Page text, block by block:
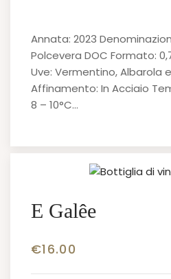
Annata: 2023
Polcevera DOC Formato:
Uve: Vermentino, Albarola
Affinamento: In Acciaio
8 – 10°C…
E Galêe
€16.00